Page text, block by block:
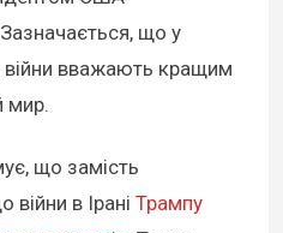
що у
війни вважають кращим
мир.
що замість
війни в Ірані Трампу